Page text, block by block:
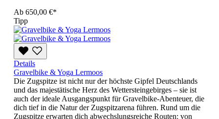
Ab 650,00 €*
Tipp
Details
Gravelbike & Yoga Lermoos
Die Zugspitze ist nicht nur der höchste Gipfel Deutschlands
und das majestätische Herz des Wettersteingebirges – sie ist
auch der ideale Ausgangspunkt für Gravelbike-Abenteuer, die
dich tief in die Natur der Zugspitzarena führen. Rund um die
Zugspitze erwarten dich abwechslungsreiche Routen: von